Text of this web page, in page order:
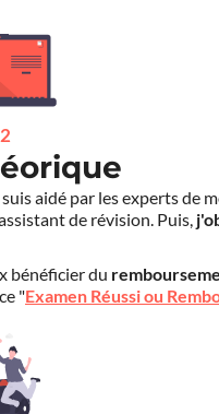
suis aidé par les experts de
de révision. Puis,
bénéficier du
"Examen Réussi ou